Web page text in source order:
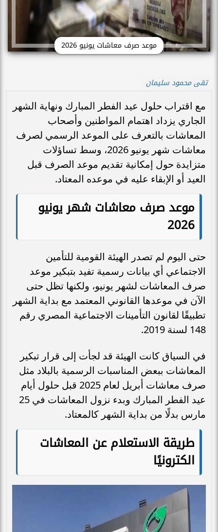
موعد صرف معاشات يونيو 2026
تقى محمود سليمان
مع اقتراب حلول عيد الفطر المبارك ونهاية الشهر
الجاري يزداد اهتمام المواطنين وأصحاب
المعاشات بالتعرف على الموعد الرسمي لصرف
معاشات شهر يونيو 2026، وسط تساؤلات
متزايدة حول إمكانية تقديم موعد الصرف قبل
العيد أو الإبقاء عليه في موعده المعتاد.
موعد صرف معاشات شهر يونيو
2026
حتى اليوم لم تصدر الهيئة القومية للتأمين
الاجتماعي أي بيانات رسمية تفيد بتبكير موعد
صرف المعاشات لشهر يونيو، ولكنها تظل حتى
الآن في موعدها القانوني المعتمد مع بداية الشهر
تطبيقًا لقانون التأمينات الاجتماعية المصري رقم
148 لسنة 2019.
في السياق كانت الهيئة قد لجأت إلى قرار تبكير
المعاشات ببعض المناسبات الرسمية بالبلاد مثل
صرف معاشات أبريل لعام 2025 قبل حلول أيام
عيد الفطر المبارك وبدء نزول المعاشات في 25
مارس بدلًا من بداية الشهر كالمعتاد.
طريقة الاستعلام عن المعاشات
الكترونيًا